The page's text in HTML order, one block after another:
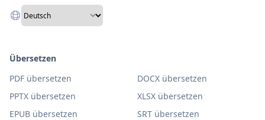
Übersetzen
PDF übersetzen
DOCX übersetzen
PPTX übersetzen
XLSX übersetzen
EPUB übersetzen
SRT übersetzen